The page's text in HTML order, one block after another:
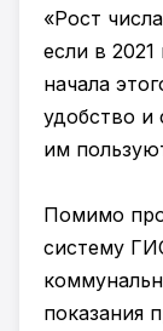
«Рост
если в
начала
удобство и
им
Помимо
систему
показания